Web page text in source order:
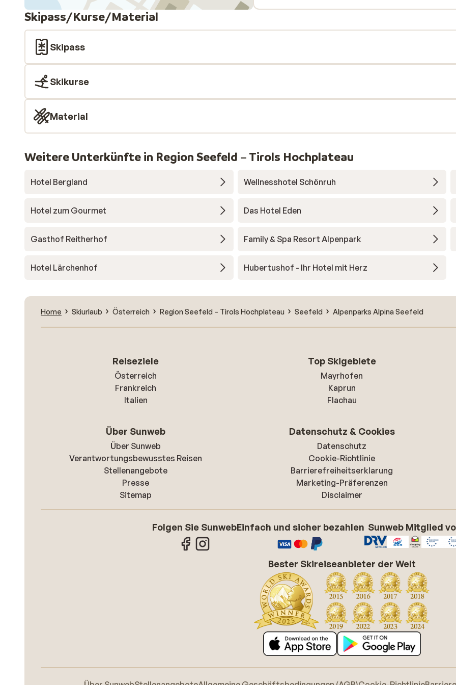
Skipass/Kurse/Material
Skipass
Skikurse
Material
Weitere Unterkünfte in Region Seefeld – Tirols Hochplateau
Hotel Bergland Wellnesshotel Schönruh
Hotel zum Gourmet Das Hotel Eden
Gasthof Reitherhof Family & Spa Resort Alpenpark
Hotel Lärchenhof Hubertushof - Ihr Hotel mit Herz
Home Skiurlaub Österreich Region Seefeld – Tirols Hochplateau Seefeld Alpenparks Alpina Seefeld
Reiseziele
Österreich
Frankreich
Italien
Top Skigebiete
Mayrhofen
Kaprun
Flachau
Über Sunweb
Über Sunweb
Verantwortungsbewusstes Reisen
Stellenangebote
Presse
Sitemap
Datenschutz & Cookies
Datenschutz
Cookie-Richtlinie
Barrierefreiheitserklarung
Marketing-Präferenzen
Disclaimer
Folgen Sie SunwebEinfach und sicher bezahlen Sunweb Mitglied
Bester Skireiseanbieter der Welt